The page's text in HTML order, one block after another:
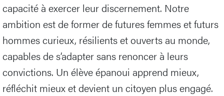
capacité à exercer leur discernement. Notre
ambition est de former de futures femmes et futurs
hommes curieux, résilients et ouverts au monde,
capables de s’adapter sans renoncer à leurs
convictions. Un élève épanoui apprend mieux,
réfléchit mieux et devient un citoyen plus engagé.